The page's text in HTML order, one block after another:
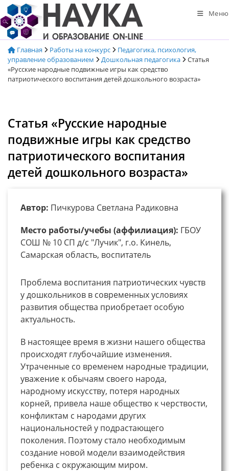
Перейти
к
содержимому
Меню
Главная Работы на конкурс
Педагогика, психология,
управление образованием
Дошкольная педагогика
Статья
«Русские народные подвижные игры как средство
патриотического воспитания детей дошкольного возраста»
Статья «Русские народные
подвижные игры как средство
патриотического воспитания
детей дошкольного возраста»
Автор: Пичкурова Светлана Радиковна
Место работы/учебы (аффилиация): ГБОУ
СОШ № 10 СП д/с "Лучик", г.о. Кинель,
Самарская область, воспитатель
Проблема воспитания патриотических чувств
у дошкольников в современных условиях
развития общества приобретает особую
актуальность.
В настоящее время в жизни нашего общества
происходят глубочайшие изменения.
Утраченные со временем народные традиции,
уважение к обычаям своего народа,
народному искусству, потеря народных
корней, привела наше общество к черствости,
конфликтам с народами других
национальностей у подрастающего
поколения. Поэтому стало необходимым
создание новой модели взаимодействия
ребенка с окружающим миром.